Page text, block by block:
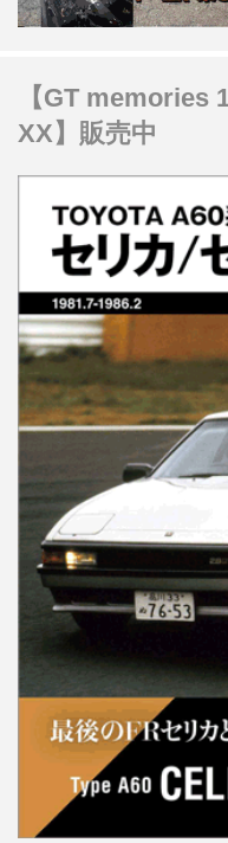
【GT memories
XX】販売中